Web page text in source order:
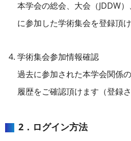
本学会の総会、大会（JDDW
に参加した学術集会を登録頂け
学術集会参加情報確認
過去に参加された本学会関係
履歴をご確認頂けます（登録
2．ログイン方法